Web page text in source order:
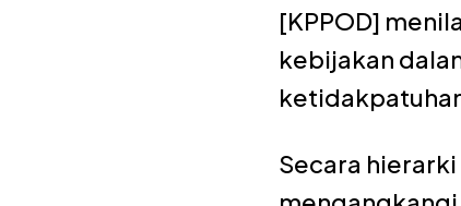
[KPPOD]
kebijakan
Secara